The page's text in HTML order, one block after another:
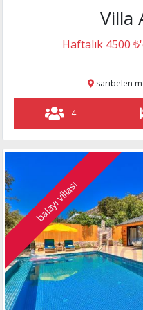
Villa
Haftalık 4500
sarıbelen
4
balayı villası